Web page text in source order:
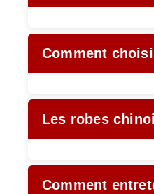
Comment
Les robes
Comment